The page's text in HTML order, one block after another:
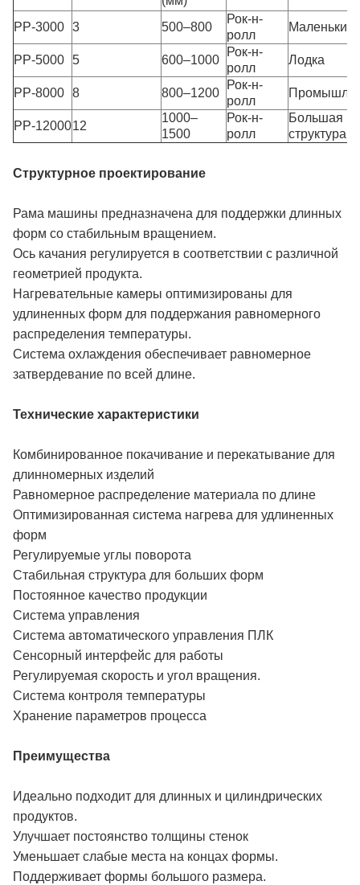
РР-3000 3 500–800
Рок-н-
ролл
Маленький
РР-5000 5 600–1000
Рок-н-
ролл
Лодка
РР-8000 8 800–1200
Рок-н-
ролл
РР-1200012
1000–
1500
Рок-н-
ролл
Большая
структура
Структурное проектирование
Рама машины предназначена для поддержки длинных
форм со стабильным вращением.
Ось качания регулируется в соответствии с различной
геометрией продукта.
Нагревательные камеры оптимизированы для
удлиненных форм для поддержания равномерного
распределения температуры.
Система охлаждения обеспечивает равномерное
затвердевание по всей длине.
Технические характеристики
Комбинированное покачивание и перекатывание для
длинномерных изделий
Равномерное распределение материала по длине
Оптимизированная система нагрева для удлиненных
форм
Регулируемые углы поворота
Стабильная структура для больших форм
Постоянное качество продукции
Система управления
Система автоматического управления ПЛК
Сенсорный интерфейс для работы
Регулируемая скорость и угол вращения.
Система контроля температуры
Хранение параметров процесса
Преимущества
Идеально подходит для длинных и цилиндрических
продуктов.
Улучшает постоянство толщины стенок
Уменьшает слабые места на концах формы.
Поддерживает формы большого размера.